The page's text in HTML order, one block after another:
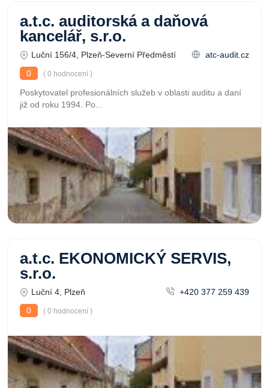
a.t.c. auditorská a daňová
kancelář, s.r.o.
Luční 156/4, Plzeň-Severní Předměstí
atc-audit.cz
0
( 0 hodnocení )
Poskytovatel profesionálních služeb v oblasti auditu a daní
již od roku 1994. Po...
a.t.c. EKONOMICKÝ SERVIS,
s.r.o.
Luční 4, Plzeň
+420 377 259 439
0
( 0 hodnocení )